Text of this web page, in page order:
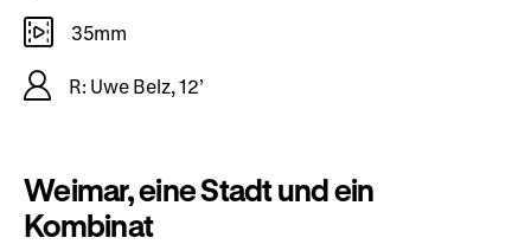
35mm
R: Uwe Belz, 12’
Weimar, eine Stadt und ein
Kombinat